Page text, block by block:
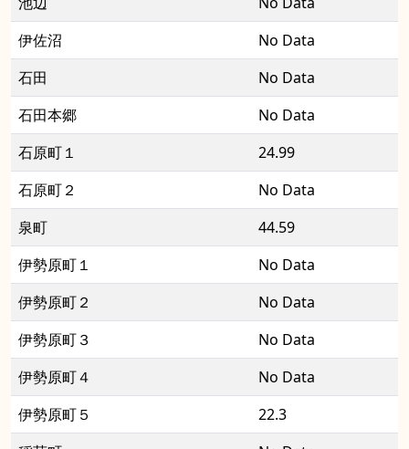
伊佐沼
No Data
石田
No Data
石田本郷
No Data
石原町１
24.99
石原町２
No Data
泉町
44.59
伊勢原町１
No Data
伊勢原町２
No Data
伊勢原町３
No Data
伊勢原町４
No Data
伊勢原町５
22.3